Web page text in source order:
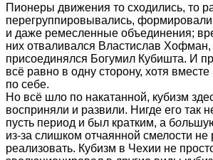
Пионеры движения то сходились, то
перегруппировывались,
и даже ремесленные объединения;
них отваливался Властислав Хофман,
присоединялся Богумил Кубишта. И
всё равно в одну сторону, хотя
по себе.
Но всё шло по накатанной, кубизм
восприняли и развили. Нигде его так
пусть период и был кратким, а бо
из-за слишком отчаянной смелости
реализовать. Кубизм в Чехии не